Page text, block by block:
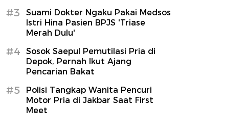
#3
Suami Dokter Ngaku Pakai Medsos
Istri Hina Pasien BPJS 'Triase
Merah Dulu'
#4
Sosok Saepul Pemutilasi Pria di
Depok, Pernah Ikut Ajang
Pencarian Bakat
#5
Polisi Tangkap Wanita Pencuri
Motor Pria di Jakbar Saat First
Meet